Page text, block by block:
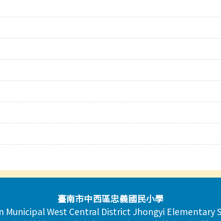
臺南市中西區忠義國民小學
Municipal West Central District Jhongyi Elementary